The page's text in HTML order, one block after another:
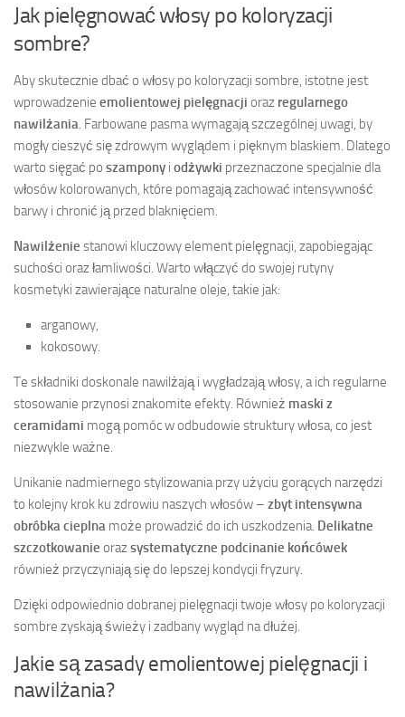
Jak pielęgnować włosy po koloryzacji
sombre?
Aby skutecznie dbać o włosy po koloryzacji sombre, istotne jest
wprowadzenie emolientowej pielęgnacji oraz regularnego
nawilżania. Farbowane pasma wymagają szczególnej uwagi, by
mogły cieszyć się zdrowym wyglądem i pięknym blaskiem. Dlatego
warto sięgać po szampony i odżywki przeznaczone specjalnie dla
włosów kolorowanych, które pomagają zachować intensywność
barwy i chronić ją przed blaknięciem.
Nawilżenie stanowi kluczowy element pielęgnacji, zapobiegając
suchości oraz łamliwości. Warto włączyć do swojej rutyny
kosmetyki zawierające naturalne oleje, takie jak:
arganowy,
kokosowy.
Te składniki doskonale nawilżają i wygładzają włosy, a ich regularne
stosowanie przynosi znakomite efekty. Również maski z
ceramidami mogą pomóc w odbudowie struktury włosa, co jest
niezwykle ważne.
Unikanie nadmiernego stylizowania przy użyciu gorących narzędzi
to kolejny krok ku zdrowiu naszych włosów – zbyt intensywna
obróbka cieplna może prowadzić do ich uszkodzenia. Delikatne
szczotkowanie orazsystematyczne podcinanie końcówek
również przyczyniają się do lepszej kondycji fryzury.
Dzięki odpowiednio dobranej pielęgnacji twoje włosy po koloryzacji
sombre zyskają świeży i zadbany wygląd na dłużej.
Jakie są zasady emolientowej pielęgnacji i
nawilżania?